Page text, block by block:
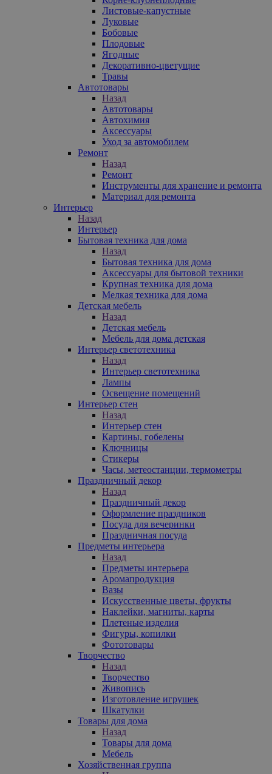
Листовые-капустные
Луковые
Бобовые
Плодовые
Ягодные
Декоративно-цветущие
Травы
Автотовары
Назад
Автотовары
Автохимия
Аксессуары
Уход за автомобилем
Ремонт
Назад
Ремонт
Инструменты для хранение и ремонта
Материал для ремонта
Интерьер
Назад
Интерьер
Бытовая техника для дома
Назад
Бытовая техника для дома
Аксессуары для бытовой техники
Крупная техника для дома
Мелкая техника для дома
Детская мебель
Назад
Детская мебель
Мебель для дома детская
Интерьер светотехника
Назад
Интерьер светотехника
Лампы
Освещение помещений
Интерьер стен
Назад
Интерьер стен
Картины, гобелены
Ключницы
Стикеры
Часы, метеостанции, термометры
Праздничный декор
Назад
Праздничный декор
Оформление праздников
Посуда для вечеринки
Праздничная посуда
Предметы интерьера
Назад
Предметы интерьера
Аромапродукция
Вазы
Искусственные цветы, фрукты
Наклейки, магниты, карты
Плетеные изделия
Фигуры, копилки
Фототовары
Творчество
Назад
Творчество
Живопись
Изготовление игрушек
Шкатулки
Товары для дома
Назад
Товары для дома
Мебель
Хозяйственная группа